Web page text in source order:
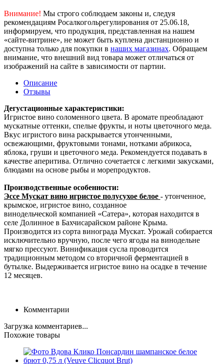
Внимание! Мы строго соблюдаем законы и, следуя
рекомендациям Росалкогольрегулирования от 25.06.18,
информируем, что продукция, представленная на нашем
«сайте-витрине», не может быть куплена дистанционно и
доступна только для покупки в наших магазинах. Обращаем
внимание, что внешний вид товара может отличаться от
изображений на сайте в зависимости от партии.
Описание
Отзывы
Дегустационные характеристики:
Игристое вино соломенного цвета. В аромате преобладают
мускатные оттенки, спелые фрукты, и ноты цветочного меда.
Вкус игристого вина раскрывается утонченными,
освежающими, фруктовыми тонами, нотками абрикоса,
яблока, груши и цветочного меда. Рекомендуется подавать в
качестве аперитива. Отлично сочетается с легкими закусками,
блюдами на основе рыбы и морепродуктов.
Производственные особенности:
Эссе Мускат вино игристое полусухое белое - утонченное,
крымское, игристое вино, созданное
винодельческой компанией «Сатера», которая находится в
селе Долинное в Бахчисарайском районе Крыма.
Производится из сорта винограда Мускат. Урожай собирается
исключительно вручную, после чего ягоды на винодельне
мягко прессуют. Винификация сусла проводится
традиционным методом со вторичной ферментацией в
бутылке. Выдерживается игристое вино на осадке в течение
12 месяцев.
Комментарии
Загрузка комментариев...
Похожие товары